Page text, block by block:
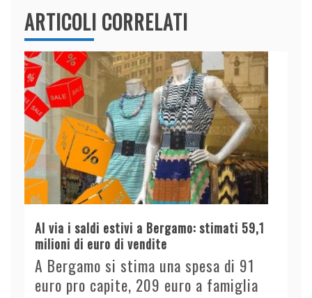
ARTICOLI CORRELATI
Al via i saldi estivi a Bergamo: stimati 59,1
milioni di euro di vendite
A Bergamo si stima una spesa di 91
euro pro capite, 209 euro a famiglia